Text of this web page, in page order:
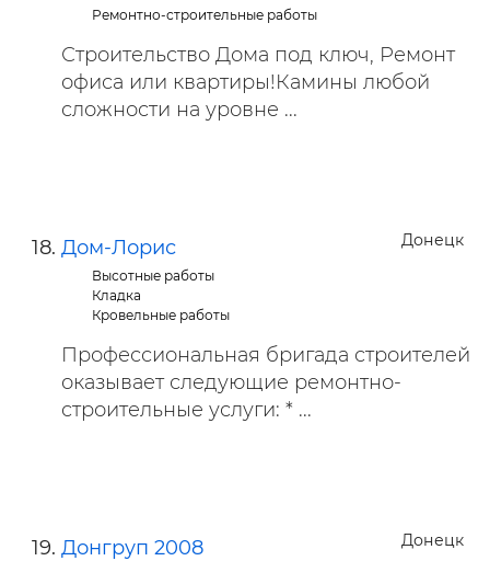
Ремонтно-строительные работы
Строительство Дома под ключ, Ремонт
офиса или квартиры!Камины любой
сложности на уровне ...
Донецк
Дом-Лорис
Высотные работы
Кладка
Кровельные работы
Профессиональная бригада строителей
оказывает следующие ремонтно-
строительные услуги: * ...
Донецк
Донгруп 2008